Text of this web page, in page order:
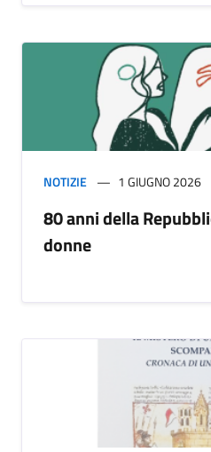
NOTIZIE 1 GIUGNO 2026
80 anni della
donne